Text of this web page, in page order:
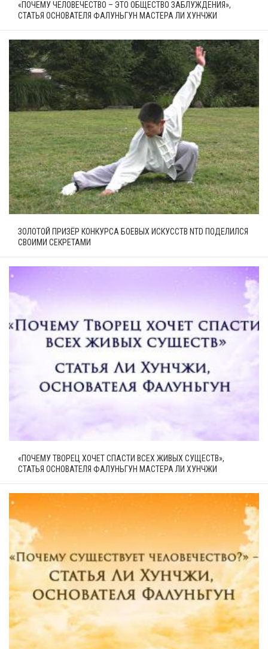
«ПОЧЕМУ ЧЕЛОВЕЧЕСТВО – ЭТО ОБЩЕСТВО ЗАБЛУЖДЕНИЯ»,
СТАТЬЯ ОСНОВАТЕЛЯ ФАЛУНЬГУН МАСТЕРА ЛИ ХУНЧЖИ
ЗОЛОТОЙ ПРИЗЁР КОНКУРСА БОЕВЫХ ИСКУССТВ NTD ПОДЕЛИЛСЯ
СВОИМИ СЕКРЕТАМИ
«ПОЧЕМУ ТВОРЕЦ ХОЧЕТ СПАСТИ ВСЕХ ЖИВЫХ СУЩЕСТВ»,
СТАТЬЯ ОСНОВАТЕЛЯ ФАЛУНЬГУН МАСТЕРА ЛИ ХУНЧЖИ